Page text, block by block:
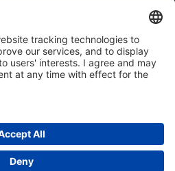
Disclaimer
Colofon
B.V.. All rights reserved.